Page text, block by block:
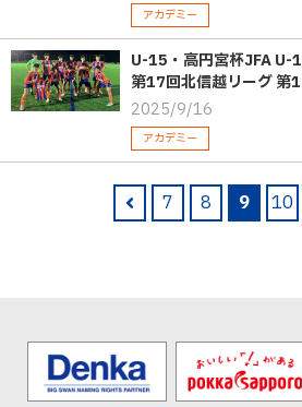
アカデミー
U-15・高円宮杯JFA U-
第17回北信越リーグ 第
2025/9/16
アカデミー
7 8 9 10